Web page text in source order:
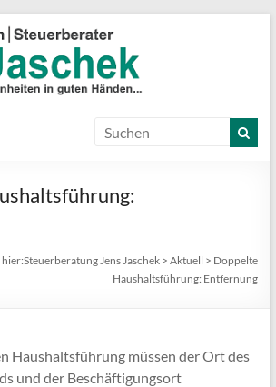
hier:Steuerberatung Jens Jaschek >Aktuell > Doppelte
Haushaltsführung: Entfernung
Haushaltsführung müssen der Ort des
und der Beschäftigungsort